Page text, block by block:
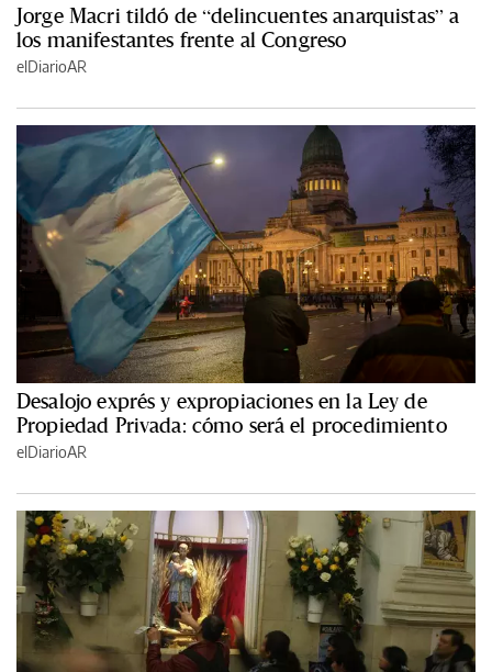
Jorge Macri tildó de “delincuentes anarquistas” a
los manifestantes frente al Congreso
elDiarioAR
Desalojo exprés y expropiaciones en la Ley de
Propiedad Privada: cómo será el procedimiento
elDiarioAR